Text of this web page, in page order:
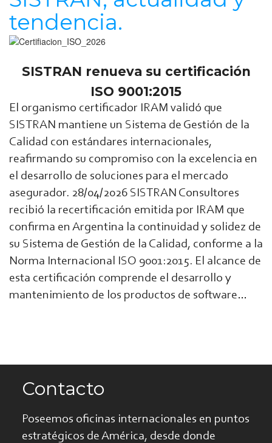
tendencia.
SISTRAN renueva su certificación
ISO 9001:2015
El organismo certificador IRAM validó que
SISTRAN mantiene un Sistema de Gestión de la
Calidad con estándares internacionales,
reafirmando su compromiso con la excelencia en
el desarrollo de soluciones para el mercado
asegurador. 28/04/2026 SISTRAN Consultores
recibió la recertificación emitida por IRAM que
confirma en Argentina la continuidad y solidez de
su Sistema de Gestión de la Calidad, conforme a la
Norma Internacional ISO 9001:2015. El alcance de
esta certificación comprende el desarrollo y
mantenimiento de los productos de software…
Contacto
Poseemos oficinas internacionales en puntos
estratégicos de América, desde donde